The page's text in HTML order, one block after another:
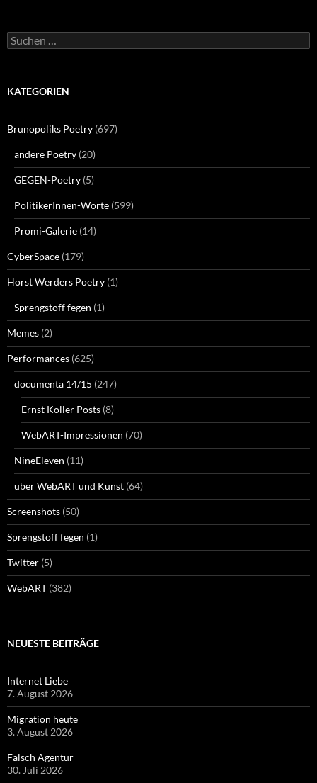
Suchen
nach:
KATEGORIEN
Brunopoliks Poetry (697)
andere Poetry (20)
GEGEN-Poetry (5)
PolitikerInnen-Worte (599)
Promi-Galerie (14)
CyberSpace (179)
Horst Werders Poetry (1)
Sprengstoff fegen (1)
Memes (2)
Performances (625)
documenta 14/15 (247)
Ernst Koller Posts (8)
WebART-Impressionen (70)
NineEleven (11)
über WebART und Kunst (64)
Screenshots (50)
Sprengstoff fegen (1)
Twitter (5)
WebART (382)
NEUESTE BEITRÄGE
Internet Liebe
7. August 2026
Migration heute
3. August 2026
Falsch Agentur
30. Juli 2026